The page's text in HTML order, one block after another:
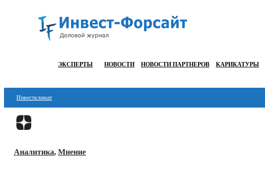
ЭКСПЕРТЫ НОВОСТИ НОВОСТИ ПАРТНЕРОВ КАРИКАТУРЫ
Инвестклимат
Финансы
Блокчейн
Аналитика, Мнение